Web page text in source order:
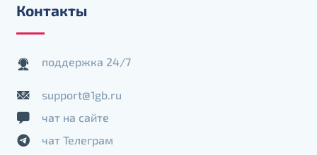
Контакты
поддержка 24/7
support@1gb.ru
чат на сайте
чат Телеграм